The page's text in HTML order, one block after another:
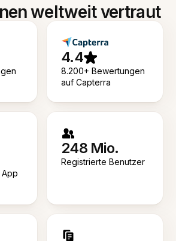
weltweit vertraut
4.4
8.200+ Bewertungen
auf Capterra
248 Mio.
Registrierte Benutzer